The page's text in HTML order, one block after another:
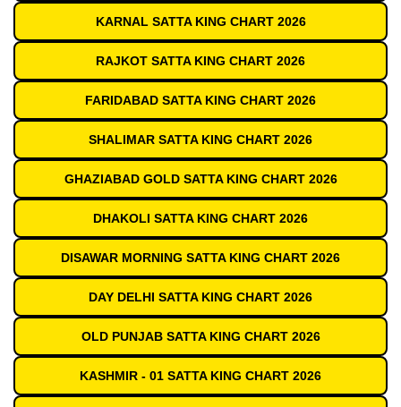
KARNAL SATTA KING CHART 2026
RAJKOT SATTA KING CHART 2026
FARIDABAD SATTA KING CHART 2026
SHALIMAR SATTA KING CHART 2026
GHAZIABAD GOLD SATTA KING CHART 2026
DHAKOLI SATTA KING CHART 2026
DISAWAR MORNING SATTA KING CHART 2026
DAY DELHI SATTA KING CHART 2026
OLD PUNJAB SATTA KING CHART 2026
KASHMIR - 01 SATTA KING CHART 2026